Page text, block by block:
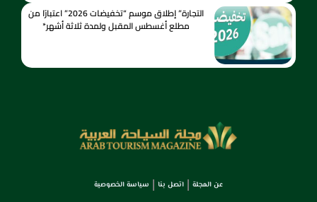
التجارة” إطلاق موسم “تخفيضات 2026” اعتبارًا من
مطلع أغسطس المقبل ولمدة ثلاثة أشهر*
عن المجلة اتصل بنا سياسة الخصوصية